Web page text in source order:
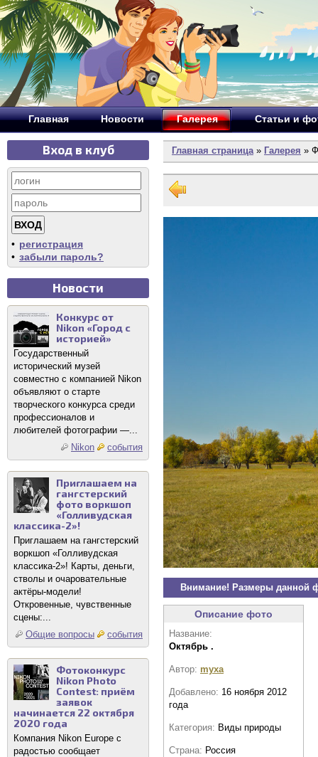
Главная Новости Галерея Статьи и
Вход в клуб
• регистрация
• забыли пароль?
Новости
Конкурс от
Nikon «Город с
историей»
Государственный
исторический музей
совместно с компанией Nikon
объявляют о старте
творческого конкурса среди
профессионалов и
любителей фотографии —...
Nikon
события
Приглашаем на
гангстерский
фото воркшоп
«Голливудская
классика-2»!
Приглашаем на гангстерский
воркшоп «Голливудская
классика-2»! Карты, деньги,
стволы и очаровательные
актёры-модели!
Откровенные, чувственные
сцены:...
Общие вопросы
события
Фотоконкурс
Nikon Photo
Contest: приём
заявок
начинается 22 октября
2020 года
Компания Nikon Europe с
радостью сообщает
Главная страница» Галерея »
Внимание! Размеры данной
Описание фото
Название:
Октябрь .
Автор: myxa
Добавлено: 16 ноября 2012
года
Категория: Виды природы
Страна: Россия